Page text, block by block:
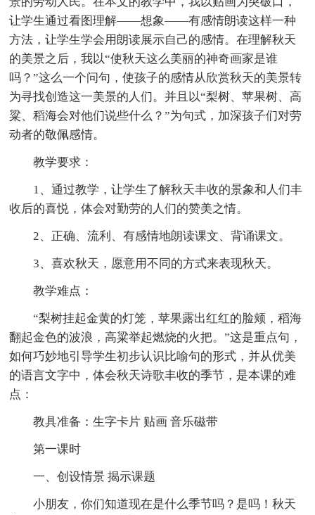
让学生通过看图理解——想象——有感情朗读这样一种
方法，让学生学会用朗读展示自己的感情。在理解秋天
的美景之后，我以“使秋天这么美丽的神奇画家是谁
吗？”这么一个问句，使孩子的感情从欣赏秋天的美景转
为寻找创造这一美景的人们。并且以“梨树、苹果树、高
粱、稻海会对他们说些什么？”为句式，加深孩子们对劳
动者的敬佩感情。
教学要求：
1、通过教学，让学生了解秋天丰收的景象和人们丰
收后的喜悦，体会对勤劳的人们的赞美之情。
2、正确、流利、有感情地朗读课文、背诵课文。
3、喜欢秋天，愿意用不同的方式来表现秋天。
教学难点：
“梨树挂起金黄的灯笼，苹果露出红红的脸颊，稻海
翻起金色的波浪，高粱举起燃烧的火把。”这是重点句，
如何巧妙地引导学生初步认识比喻句的形式，并从优美
的语言文字中，体会秋天诗歌丰收的季节，是本课的难
点：
教具准备：生字卡片 贴画 音乐磁带
第一课时
一、创设情景 揭示课题
小朋友，你们知道现在是什么季节吗？是吗！秋天